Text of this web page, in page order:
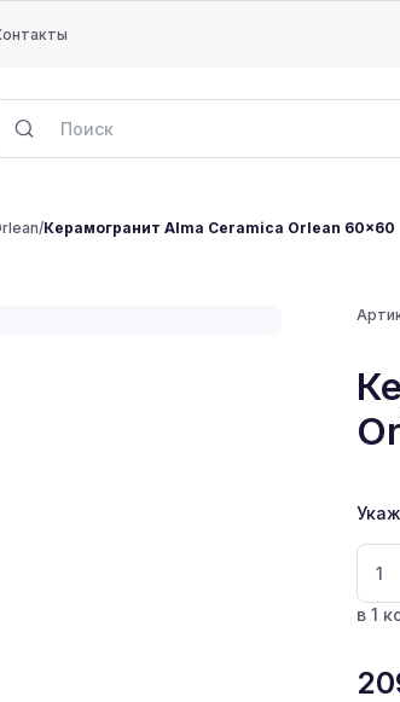
/Керамогранит Alma Ceramica Orlean 60x60
в 1